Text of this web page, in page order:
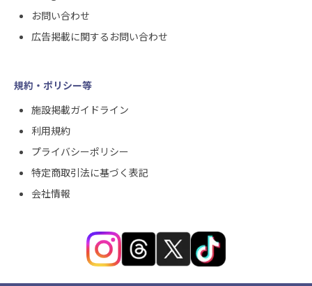
お問い合わせ
広告掲載に関するお問い合わせ
規約・ポリシー等
施設掲載ガイドライン
利用規約
プライバシーポリシー
特定商取引法に基づく表記
会社情報